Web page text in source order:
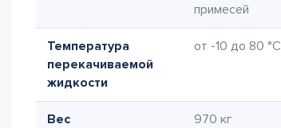
примесей
Температура
перекачиваемой
жидкости
от -10 до 80 °C
Вес 970 кг